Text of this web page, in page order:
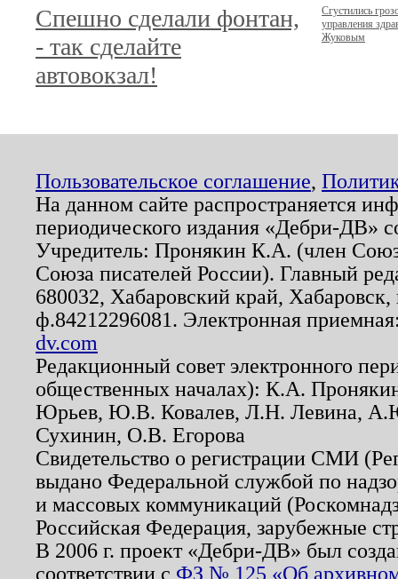
Спешно сделали фонтан,
- так сделайте
автовокзал!
Сгустились
управления
Жуковым
Пользовательское соглашение,
На данном сайте распространяется
периодического издания «Дебри-ДВ»
Учредитель: Пронякин К.А. (член
Союза писателей России). Главный
680032, Хабаровский край,
ф.84212296081. Электронная
dv.com
Редакционный совет электронного
общественных началах): К.А.
Юрьев, Ю.В. Ковалев, Л.Н. Левина,
Сухинин, О.В. Егорова
Свидетельство о регистрации СМИ
выдано Федеральной службой по
и массовых коммуникаций
Российская Федерация, зарубежные
В 2006 г. проект «Дебри-ДВ» был
соответствии с ФЗ № 125 «Об